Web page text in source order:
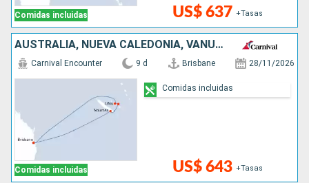
Comidas incluidas US$ 637 +Tasas
AUSTRALIA, NUEVA CALEDONIA, VANUATU
Comidas incluidas
Carnival Encounter 9 d Brisbane 28/11/2026
US$ 643 +Tasas
Comidas incluidas